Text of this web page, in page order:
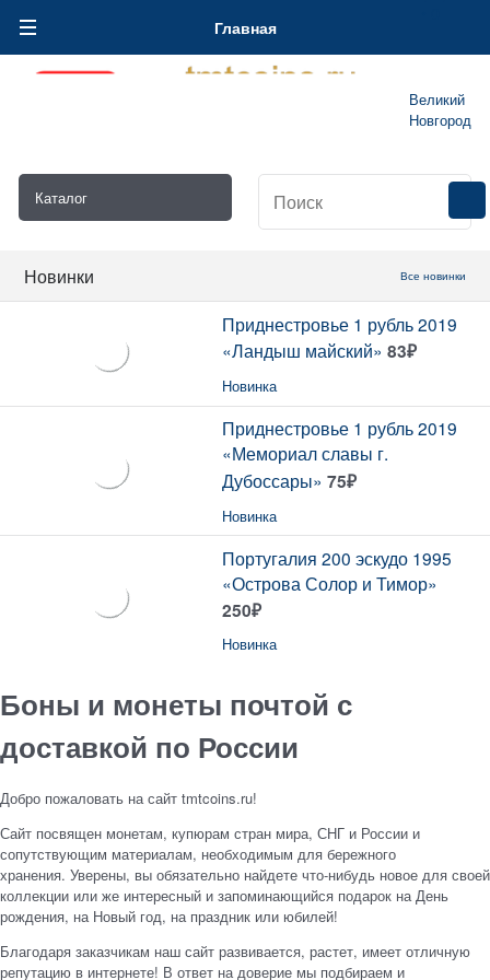
Главная
Великий
Новгород
Новинки Все новинки
Приднестровье 1 рубль 2019
«Ландыш майский» 83₽
Новинка
Приднестровье 1 рубль 2019
«Мемориал славы г.
Дубоссары» 75₽
Новинка
Португалия 200 эскудо 1995
«Острова Солор и Тимор»
250₽
Новинка
Боны и монеты почтой с
доставкой по России
Добро пожаловать на сайт tmtcoins.ru!
Сайт посвящен монетам, купюрам стран мира, СНГ и России и
сопутствующим материалам, необходимым для бережного
хранения. Уверены, вы обязательно найдете что-нибудь новое для своей
коллекции или же интересный и запоминающийся подарок на День
рождения, на Новый год, на праздник или юбилей!
Благодаря заказчикам наш сайт развивается, растет, имеет отличную
репутацию в интернете! В ответ на доверие мы подбираем и